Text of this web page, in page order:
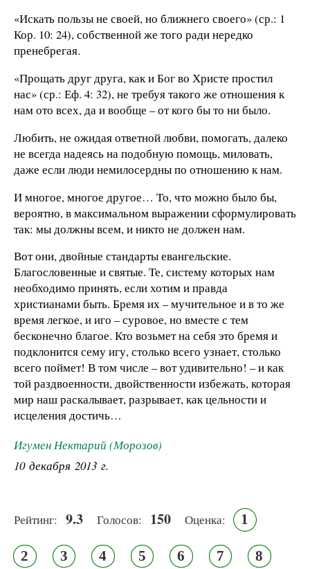
«Искать пользы не своей, но ближнего своего» (ср.: 1
Кор. 10: 24), собственной же того ради нередко
пренебрегая.
«Прощать друг друга, как и Бог во Христе простил
нас» (ср.: Еф. 4: 32), не требуя такого же отношения к
нам ото всех, да и вообще – от кого бы то ни было.
Любить, не ожидая ответной любви, помогать, далеко
не всегда надеясь на подобную помощь, миловать,
даже если люди немилосердны по отношению к нам.
И многое, многое другое… То, что можно было бы,
вероятно, в максимальном выражении сформулировать
так: мы должны всем, и никто не должен нам.
Вот они, двойные стандарты евангельские.
Благословенные и святые. Те, систему которых нам
необходимо принять, если хотим и правда
христианами быть. Бремя их – мучительное и в то же
время легкое, и иго – суровое, но вместе с тем
бесконечно благое. Кто возьмет на себя это бремя и
подклонится сему игу, столько всего узнает, столько
всего поймет! В том числе – вот удивительно! – и как
той раздвоенности, двойственности избежать, которая
мир наш раскалывает, разрывает, как цельности и
исцеления достичь…
Игумен Нектарий (Морозов)
10 декабря 2013 г.
Рейтинг: 9.3 Голосов: 150 Оценка: 1
2 3 4 5 6 7 8